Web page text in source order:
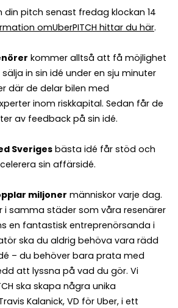
din pitch senast fredag klockan 14
omUberPITCH hittar du här.
kommer alltså att få möjlighet
in sin idé under en sju minuter
där de delar bilen med
inom riskkapital. Sedan får de
av feedback på sin idé.
Sveriges bästa idé får stöd och
sin affärsidé.
miljoner människor varje dag.
i samma städer som våra resenärer
en fantastisk entreprenörsanda i
ska du aldrig behöva vara rädd
– du behöver bara prata med
att lyssna på vad du gör. Vi
ska skapa några unika
Kalanick, VD för Uber, i ett